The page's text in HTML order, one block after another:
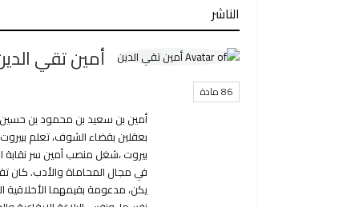
الناشر
أمين تقي
86 مادة
بعقلين بقضاء الشوف، تعلم
في مجال المحاماة والأدب. كان
يكن، مدعومة بقيمهما الأخلاقية